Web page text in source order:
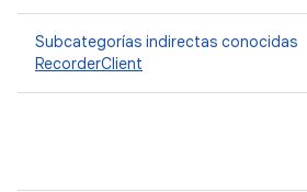
Subcategorías indirectas conocidas
RecorderClient